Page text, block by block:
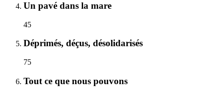
Un pavé dans la mare
45
Déprimés, déçus, désolidarisés
75
Tout ce que nous pouvons